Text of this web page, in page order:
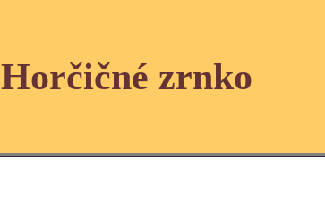
Horčičné zrnko